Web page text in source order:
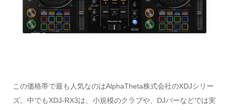
この価格帯で最も人気なのはAlphaTheta株式会社のXDJシリー
ズ。中でもXDJ-RX3は、小規模のクラブや、DJバーなどでは実